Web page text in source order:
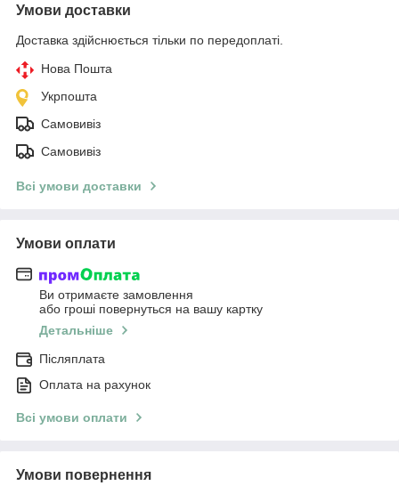
Умови доставки
Доставка здійснюється тільки по передоплаті.
Нова Пошта
Укрпошта
Самовивіз
Самовивіз
Всі умови доставки
Умови оплати
Ви отримаєте замовлення
або гроші повернуться на вашу картку
Детальніше
Післяплата
Оплата на рахунок
Всі умови оплати
Умови повернення